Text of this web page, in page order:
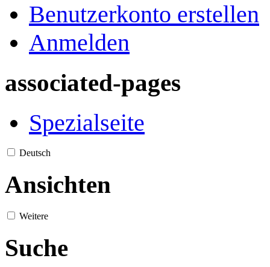
Benutzerkonto erstellen
Anmelden
associated-pages
Spezialseite
Deutsch
Ansichten
Weitere
Suche